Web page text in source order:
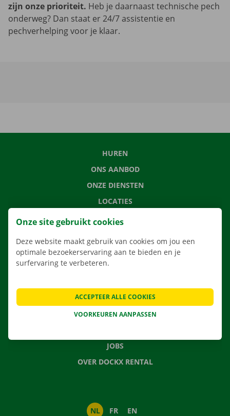
zijn onze prioriteit. Heb je daarnaast technische pech
onderweg? Dan staat er 24/7 assistentie en
pechverhelping voor je klaar.
HUREN
ONS AANBOD
ONZE DIENSTEN
LOCATIES
APP
VEELGESTELDE VRAGEN
NIEUWS
JOBS
OVER DOCKX RENTAL
NL FR EN
Onze site gebruikt cookies
Deze website maakt gebruik van cookies om jou een
optimale bezoekerservaring aan te bieden en je
surfervaring te verbeteren.
VOORKEUREN AANPASSEN
ACCEPTEER ALLE COOKIES